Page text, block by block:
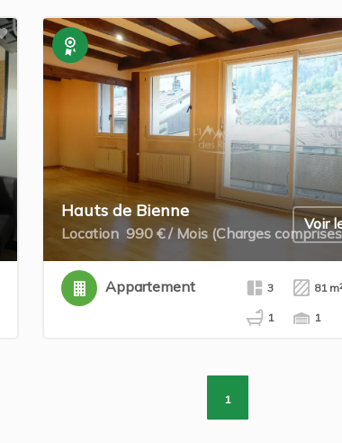
Exclusivité
Hauts de Bienne
Location 990 € / Mois (Charges
Voir
Appartement 3 81
1 1
1